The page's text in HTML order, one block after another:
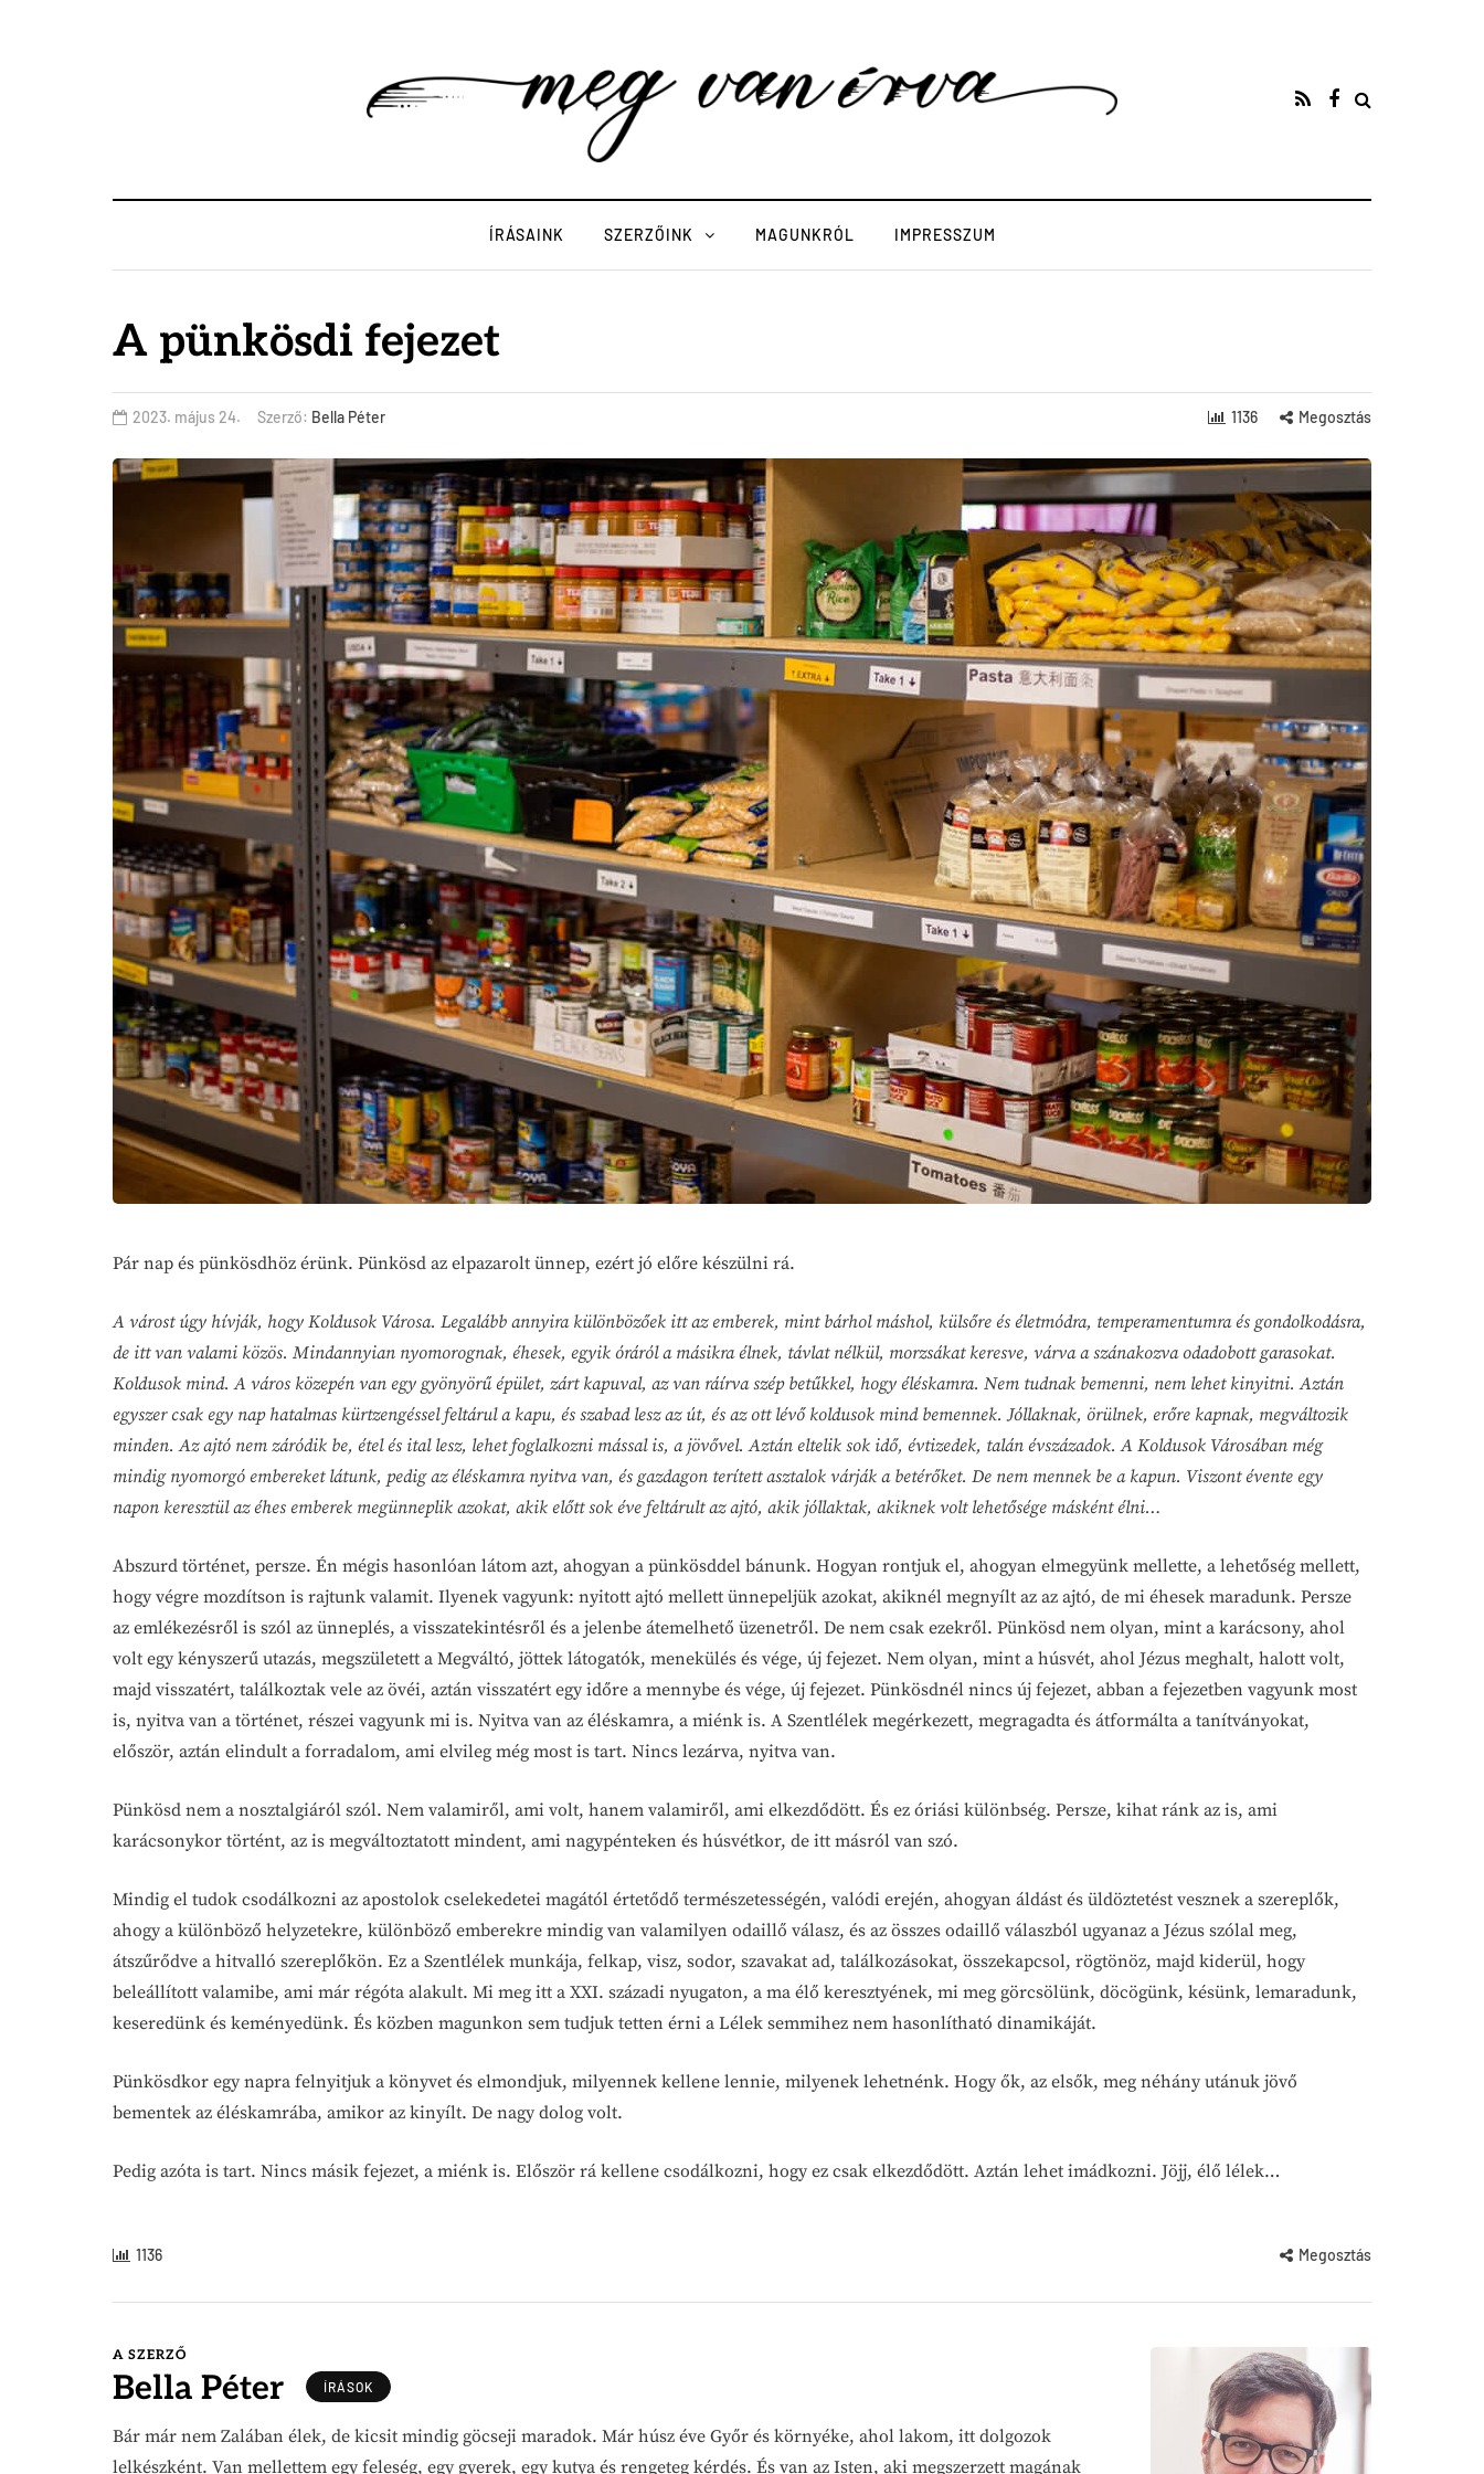
ÍRÁSAINK SZERZŐINK MAGUNKRÓL IMPRESSZUM
A pünkösdi fejezet
2023. május 24. Szerző: Bella Péter 1136 Megosztás
Pár nap és pünkösdhöz érünk. Pünkösd az elpazarolt ünnep, ezért jó előre készülni rá.
A várost úgy hívják, hogy Koldusok Városa. Legalább annyira különbözőek itt az emberek, mint bárhol máshol, külsőre és életmódra, temperamentumra és gondolkodásra,
de itt van valami közös. Mindannyian nyomorognak, éhesek, egyik óráról a másikra élnek, távlat nélkül, morzsákat keresve, várva a szánakozva odadobott garasokat.
Koldusok mind. A város közepén van egy gyönyörű épület, zárt kapuval, az van ráírva szép betűkkel, hogy éléskamra. Nem tudnak bemenni, nem lehet kinyitni. Aztán
egyszer csak egy nap hatalmas kürtzengéssel feltárul a kapu, és szabad lesz az út, és az ott lévő koldusok mind bemennek. Jóllaknak, örülnek, erőre kapnak, megváltozik
minden. Az ajtó nem záródik be, étel és ital lesz, lehet foglalkozni mással is, a jövővel. Aztán eltelik sok idő, évtizedek, talán évszázadok. A Koldusok Városában még
mindig nyomorgó embereket látunk, pedig az éléskamra nyitva van, és gazdagon terített asztalok várják a betérőket. De nem mennek be a kapun. Viszont évente egy
napon keresztül az éhes emberek megünneplik azokat, akik előtt sok éve feltárult az ajtó, akik jóllaktak, akiknek volt lehetősége másként élni…
Abszurd történet, persze. Én mégis hasonlóan látom azt, ahogyan a pünkösddel bánunk. Hogyan rontjuk el, ahogyan elmegyünk mellette, a lehetőség mellett,
hogy végre mozdítson is rajtunk valamit. Ilyenek vagyunk: nyitott ajtó mellett ünnepeljük azokat, akiknél megnyílt az az ajtó, de mi éhesek maradunk. Persze
az emlékezésről is szól az ünneplés, a visszatekintésről és a jelenbe átemelhető üzenetről. De nem csak ezekről. Pünkösd nem olyan, mint a karácsony, ahol
volt egy kényszerű utazás, megszületett a Megváltó, jöttek látogatók, menekülés és vége, új fejezet. Nem olyan, mint a húsvét, ahol Jézus meghalt, halott volt,
majd visszatért, találkoztak vele az övéi, aztán visszatért egy időre a mennybe és vége, új fejezet. Pünkösdnél nincs új fejezet, abban a fejezetben vagyunk most
is, nyitva van a történet, részei vagyunk mi is. Nyitva van az éléskamra, a miénk is. A Szentlélek megérkezett, megragadta és átformálta a tanítványokat,
először, aztán elindult a forradalom, ami elvileg még most is tart. Nincs lezárva, nyitva van.
Pünkösd nem a nosztalgiáról szól. Nem valamiről, ami volt, hanem valamiről, ami elkezdődött. És ez óriási különbség. Persze, kihat ránk az is, ami
karácsonykor történt, az is megváltoztatott mindent, ami nagypénteken és húsvétkor, de itt másról van szó.
Mindig el tudok csodálkozni az apostolok cselekedetei magától értetődő természetességén, valódi erején, ahogyan áldást és üldöztetést vesznek a szereplők,
ahogy a különböző helyzetekre, különböző emberekre mindig van valamilyen odaillő válasz, és az összes odaillő válaszból ugyanaz a Jézus szólal meg,
átszűrődve a hitvalló szereplőkön. Ez a Szentlélek munkája, felkap, visz, sodor, szavakat ad, találkozásokat, összekapcsol, rögtönöz, majd kiderül, hogy
beleállított valamibe, ami már régóta alakult. Mi meg itt a XXI. századi nyugaton, a ma élő keresztyének, mi meg görcsölünk, döcögünk, késünk, lemaradunk,
keseredünk és keményedünk. És közben magunkon sem tudjuk tetten érni a Lélek semmihez nem hasonlítható dinamikáját.
Pünkösdkor egy napra felnyitjuk a könyvet és elmondjuk, milyennek kellene lennie, milyenek lehetnénk. Hogy ők, az elsők, meg néhány utánuk jövő
bementek az éléskamrába, amikor az kinyílt. De nagy dolog volt.
Pedig azóta is tart. Nincs másik fejezet, a miénk is. Először rá kellene csodálkozni, hogy ez csak elkezdődött. Aztán lehet imádkozni. Jöjj, élő lélek…
1136 Megosztás
A SZERZŐ
Bella Péter ÍRÁSOK
Bár már nem Zalában élek, de kicsit mindig göcseji maradok. Már húsz éve Győr és környéke, ahol lakom, itt dolgozok
lelkészként. Van mellettem egy feleség, egy gyerek, egy kutya és rengeteg kérdés. És van az Isten, aki megszerzett magának